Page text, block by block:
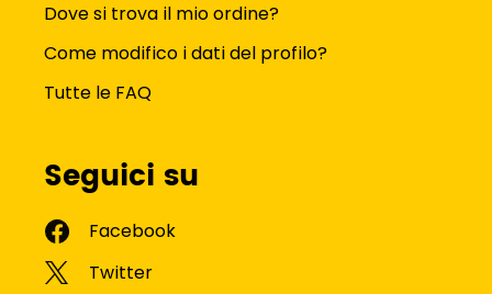
Dove si trova il mio ordine?
Come modifico i dati del profilo?
Tutte le FAQ
Seguici su